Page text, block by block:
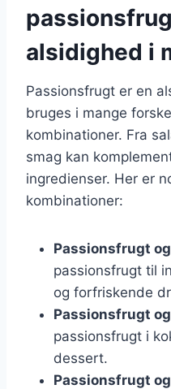
alsidighed i
Passionsfrugt er en
bruges i mange
kombinationer. Fra
smag kan
ingredienser. Her er
kombinationer:
Passionsfrugt
passionsfrugt til
og forfriskende
Passionsfrugt
passionsfrugt i
dessert.
Passionsfrugt